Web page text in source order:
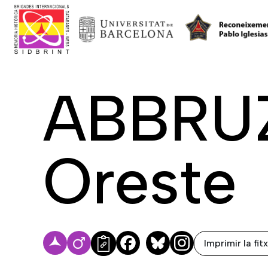
Oreste
FacebookBluesky Imprimir la